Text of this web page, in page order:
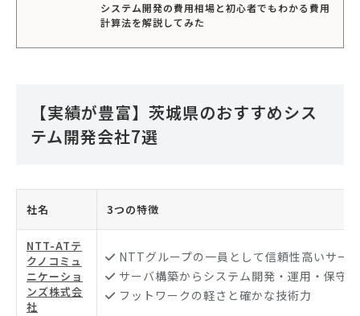
システム開発の費用相場と初心者でもわかる費用
計算法を解説してみた
【実績が豊富】茨城県のおすすめシス
テム開発会社7選
社名 3つの特徴
NTT-ATテ
クノコミュ
ニケーショ
ンズ株式会
社
NTTグループの一員として信頼性高いサー
サーバ構築からシステム開発・運用・保守
フットワークの軽さと確かな技術力